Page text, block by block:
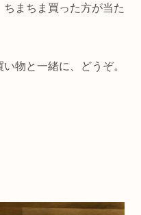
まちま買った方が当た
物と一緒に、どうぞ。